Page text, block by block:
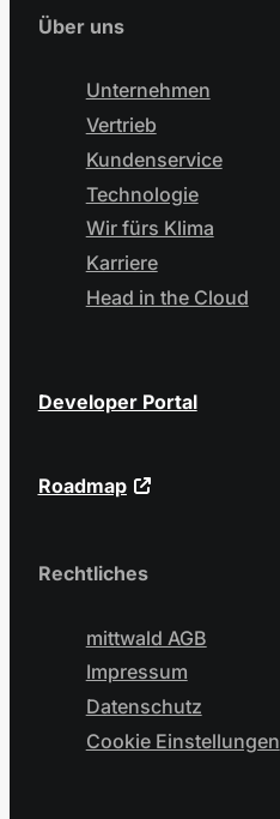
Über uns
Unternehmen
Vertrieb
Kundenservice
Technologie
Wir fürs Klima
Karriere
Head in the Cloud
Developer Portal
Roadmap
Rechtliches
mittwald AGB
Impressum
Datenschutz
Cookie Einstellungen